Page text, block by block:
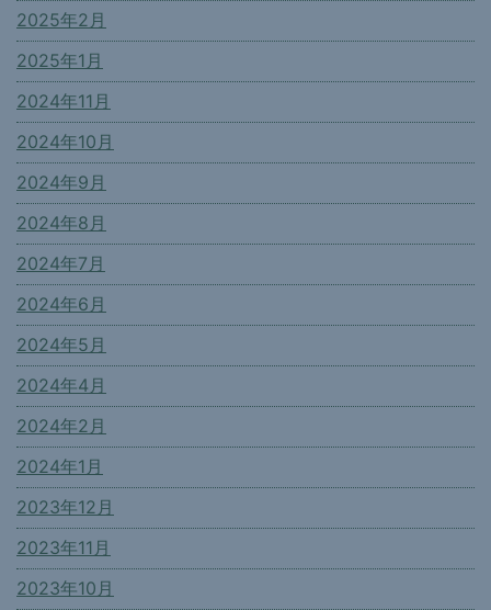
2025年2月
2025年1月
2024年11月
2024年10月
2024年9月
2024年8月
2024年7月
2024年6月
2024年5月
2024年4月
2024年2月
2024年1月
2023年12月
2023年11月
2023年10月